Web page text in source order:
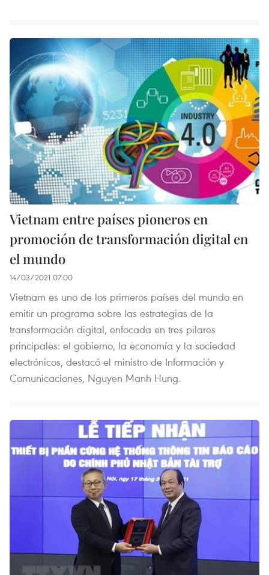
Vietnam entre países pioneros en
promoción de transformación digital en
el mundo
14/03/2021 07:00
Vietnam es uno de los primeros países del mundo en
emitir un programa sobre las estrategias de la
transformación digital, enfocada en tres pilares
principales: el gobierno, la economía y la sociedad
electrónicos, destacó el ministro de Información y
Comunicaciones, Nguyen Manh Hung.